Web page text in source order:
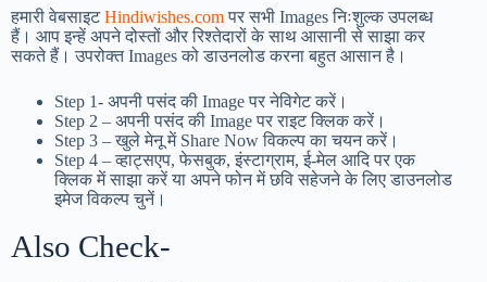
हमारी वेबसाइटHindiwishes.comपर सभी Images निःशुल्क उपलब्ध
हैं। आप इन्हें अपने दोस्तों और रिश्तेदारों के साथ आसानी से साझा कर
सकते हैं। उपरोक्त Images को डाउनलोड करना बहुत आसान है।
Step 1- अपनी पसंद की Image पर नेविगेट करें।
Step 2 – अपनी पसंद की Image पर राइट क्लिक करें।
Step 3 – खुले मेनू में Share Now विकल्प का चयन करें।
Step 4 – व्हाट्सएप, फेसबुक, इंस्टाग्राम, ई-मेल आदि पर एक
क्लिक में साझा करें या अपने फोन में छवि सहेजने के लिए डाउनलोड
इमेज विकल्प चुनें।
Also Check-